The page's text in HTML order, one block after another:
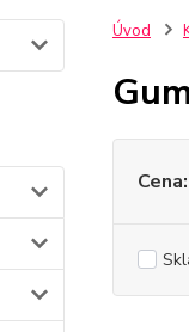
Úvod
Cena: